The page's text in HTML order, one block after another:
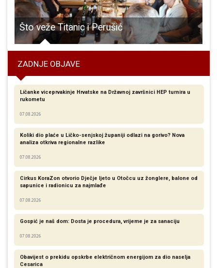
Što veže Titanic i Perušić
ZADNJE OBJAVE
Ličanke viceprvakinje Hrvatske na Državnoj završnici HEP turnira u
rukometu
07.08.2026
Koliki dio plaće u Ličko-senjskoj županiji odlazi na gorivo? Nova
analiza otkriva regionalne razlike​
07.08.2026
Cirkus KoraZon otvorio Dječje ljeto u Otočcu uz žonglere, balone od
sapunice i radionicu za najmlađe
07.08.2026
Gospić je naš dom: Dosta je procedura, vrijeme je za sanaciju
07.08.2026
Obavijest o prekidu opskrbe električnom energijom za dio naselja
Cesarica